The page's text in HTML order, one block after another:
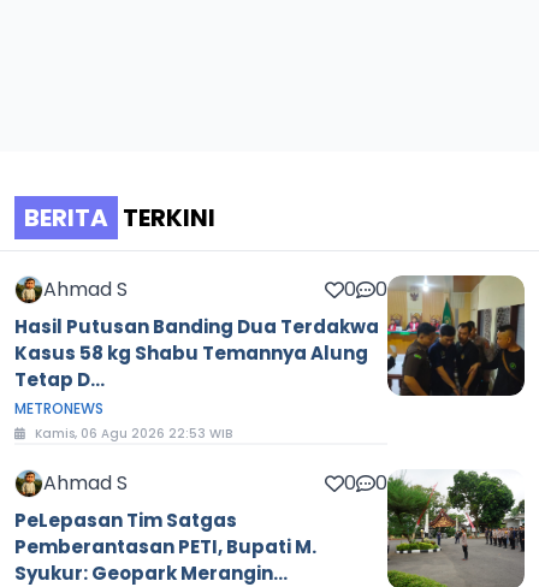
BERITA TERKINI
Ahmad S 0 0
Hasil Putusan Banding Dua Terdakwa
Kasus 58 kg Shabu Temannya Alung
Tetap D...
METRONEWS
Kamis, 06 Agu 2026 22:53 WIB
Ahmad S 0 0
PeLepasan Tim Satgas
Pemberantasan PETI, Bupati M.
Syukur: Geopark Merangin...